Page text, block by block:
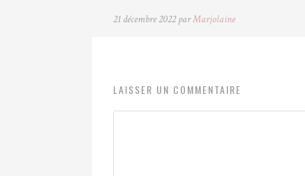
21 décembre 2022 parMarjolaine
LAISSER UN COMMENTAIRE